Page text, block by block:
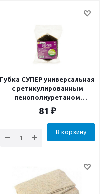
Губка СУПЕР универсальная
с ретикулированным
пенополиуретаном
12х8х3.5см
81 ₽
В корзину